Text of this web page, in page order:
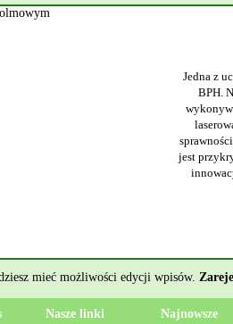
Jedna z
BPH.
jest
mieć możliwości edycji wpisów.
Nasze linki Najnowsze